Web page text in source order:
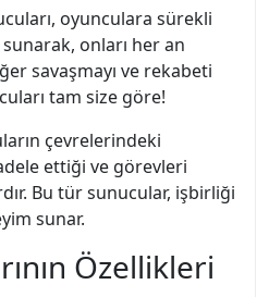
oyunculara sürekli
onları her an
savaşmayı ve rekabeti
tam size göre!
çevrelerindeki
ettiği ve görevleri
Bu tür sunucular, işbirliği
sunar.
Özellikleri